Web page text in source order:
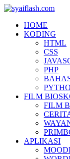
HOME
KODING
HTML
CSS
PHP
FILM
FILM
APLIKASI